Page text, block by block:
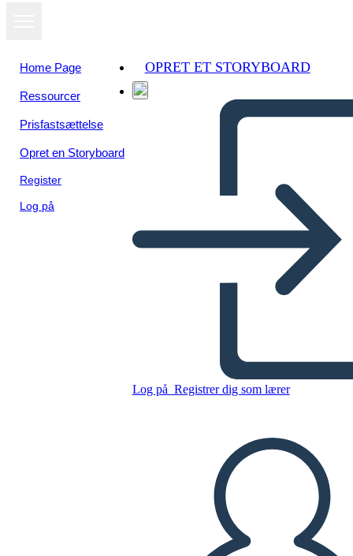
Home Page
Ressourcer
Prisfastsættelse
Opret en Storyboard
Register
Log på
OPRET ET STORYBOARD
Log på Registrer dig som lærer
פדרליזם - רעיונות, אידיאולוגיות
והשפעות
Kopier dette storyboard
LAVE ET STORYBOARD
AFSPIL DIASSHOW
LÆS FOR MIG